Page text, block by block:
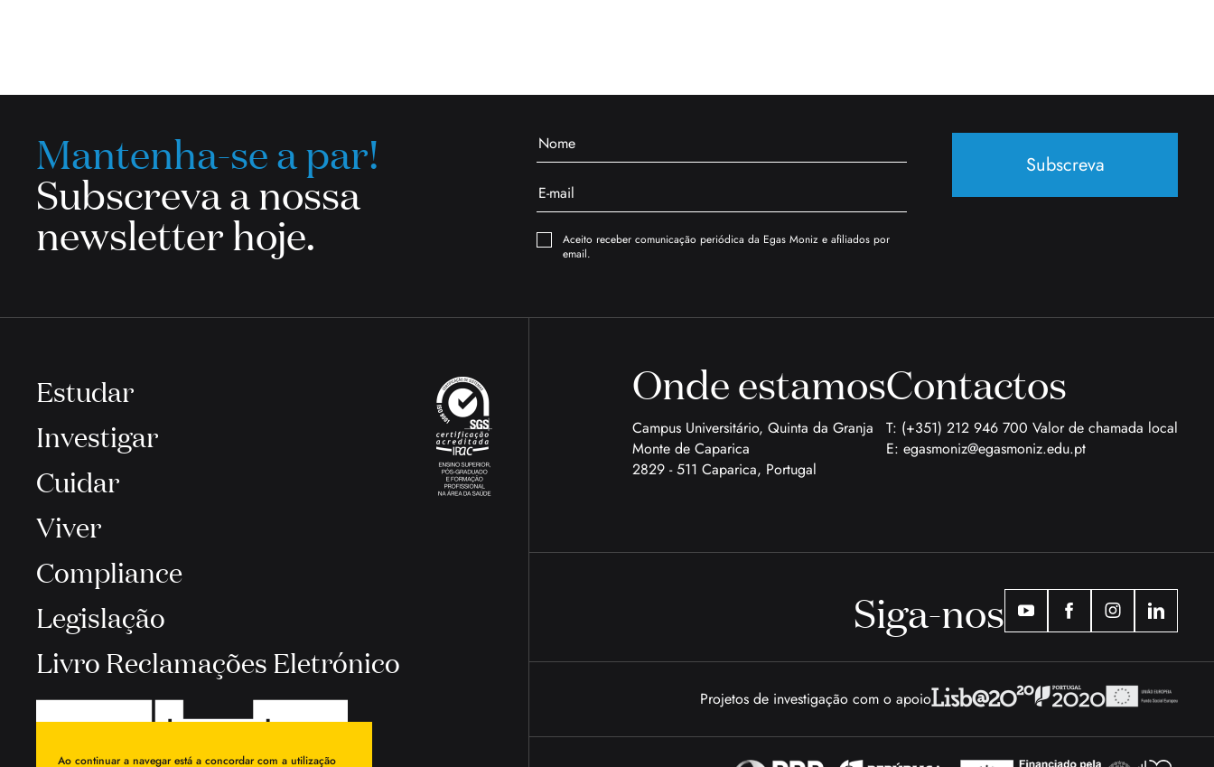
Mantenha-se a par!
Subscreva a nossa
newsletter hoje.
Aceito receber comunicação periódica da Egas Moniz e afiliados por
email.
Subscreva
Estudar
Investigar
Cuidar
Viver
Compliance
Legislação
Livro Reclamações Eletrónico
Onde estamos
Campus Universitário, Quinta da Granja
Monte de Caparica
2829 - 511 Caparica, Portugal
Contactos
T: (+351) 212 946 700 Valor de chamada local
E: egasmoniz@egasmoniz.edu.pt
Siga-nos
Projetos de investigação com o apoio
Ao continuar a navegar está a concordar com a utilização